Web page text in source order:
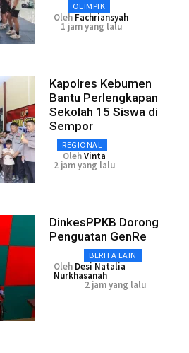
OLIMPIK
Oleh Fachriansyah
1 jam yang lalu
Kapolres Kebumen
Bantu Perlengkapan
Sekolah 15 Siswa di
Sempor
REGIONAL
OlehVinta
2 jam yang lalu
DinkesPPKB Dorong
Penguatan GenRe
BERITA LAIN
Oleh Desi Natalia
Nurkhasanah
2 jam yang lalu